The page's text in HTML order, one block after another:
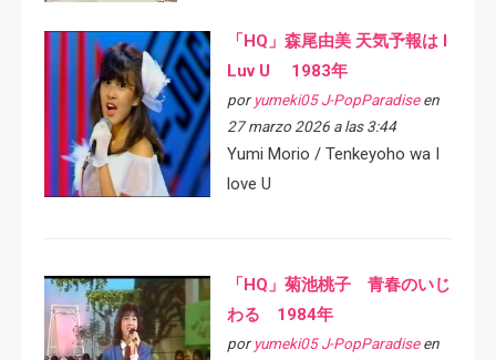
「HQ」森尾由美 天気予報は I
Luv U 1983年
por yumeki05 J-PopParadiseen
27 marzo 2026 a las 3:44
Yumi Morio / Tenkeyoho wa I
love U
「HQ」菊池桃子 青春のいじ
わる 1984年
por yumeki05 J-PopParadiseen